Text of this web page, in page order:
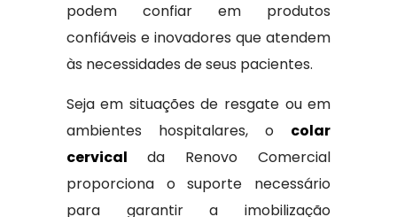
podem confiar em produtos
confiáveis e inovadores que atendem
às necessidades de seus pacientes.
Seja em situações de resgate ou em
ambientes hospitalares, o colar
cervical da Renovo Comercial
proporciona o suporte necessário
para garantir a imobilização